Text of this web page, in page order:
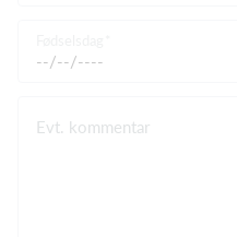
Evt. kommentar